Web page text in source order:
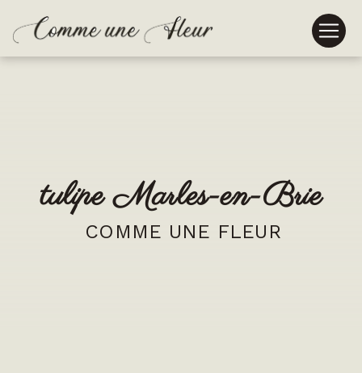
tulipe Marles-en-Brie
COMME UNE FLEUR